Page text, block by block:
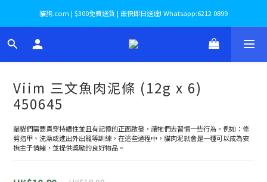
貓狗.com | $300免費送貨 | 最快即日送達! Whatsapp:6212 0899
Viim 三文魚肉泥條 (12g x 6)
450645
貓貓們需要貫穿持續性並且有記憶的正面啟發，讓牠們去習慣一些行為。例如：修
剪指甲、洗澡或進出外出籠等訓練，在這些過程中，貓肉泥就會是一種可以成為安
撫主子情緒，並提供獎勵的良好物品。